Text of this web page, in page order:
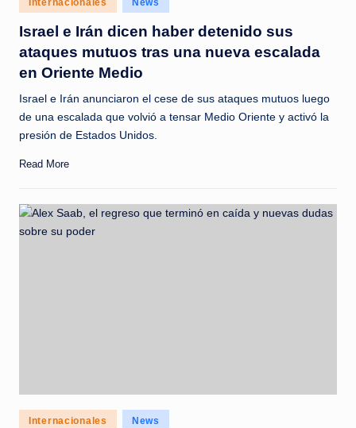
c
i
a
a
l
i
s
in
Internacionales News
Israel e Irán dicen haber detenido sus
ataques mutuos tras una nueva escalada
en Oriente Medio
Israel e Irán anunciaron el cese de sus ataques mutuos luego
de una escalada que volvió a tensar Medio Oriente y activó la
presión de Estados Unidos.
Read More
Posted
Internacionales News